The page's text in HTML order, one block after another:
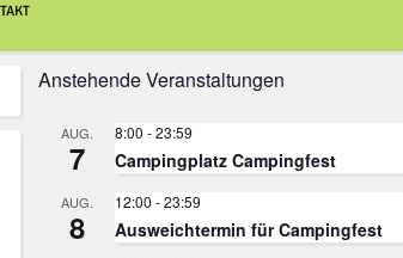
Anstehende Veranstaltungen
AUG.
7
8:00 -23:59
Campingplatz Campingfest
AUG.
8
12:00 -23:59
Ausweichtermin für Campingfest